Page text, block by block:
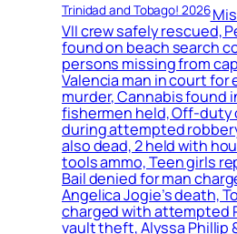
Trinidad and Tobago! 2026
VII crew safely rescued,
found on beach search
persons missing from
Valencia man in court for
murder, Cannabis found
fishermen held, Off-duty
during attempted
also dead, 2 held with
tools ammo, Teen girls
Bail denied for man
Angelica Jogie’s death,
charged with attempted
vault theft, Alyssa Phillip